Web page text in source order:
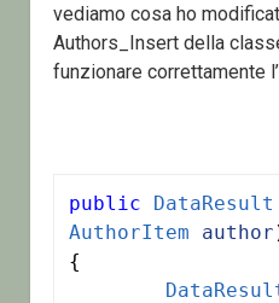
vediamo cosa ho
Authors_Insert della
funzionare correttamente
public DataResult
AuthorItem
author
{